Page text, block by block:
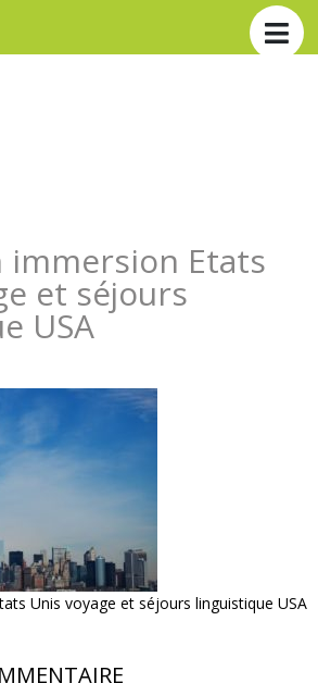
immersion Etats
et séjours
USA
Unis voyage et séjours linguistique USA